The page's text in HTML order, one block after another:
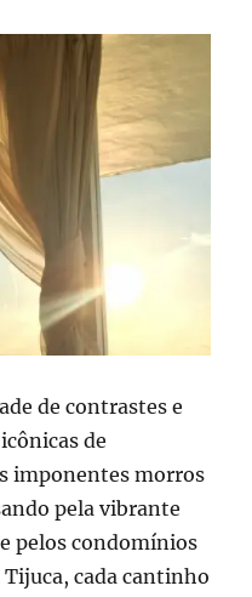
de contrastes e
de
imponentes morros
pela vibrante
pelos condomínios
cada cantinho